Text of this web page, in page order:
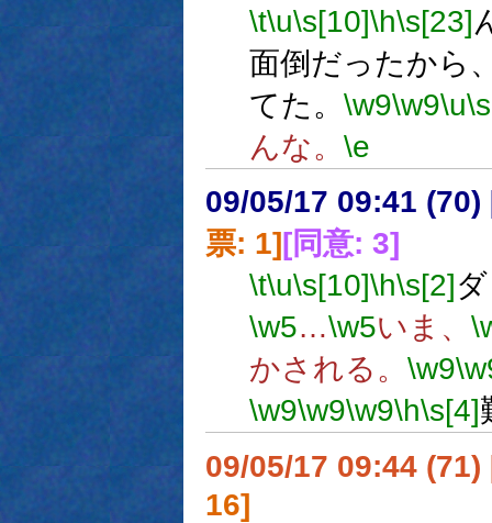
\t\u\s[10]\h\s[23]
面倒だったから
てた。 \w9\w9\u
んな。 \e
09/05/17 09:41 (70)
票: 1] [同意: 3]
\t\u\s[10]\h\s[2]
\w5…\w5いま、
かされる。 \w9
\w9\w9\w9\h\s[4]
09/05/17 09:44 (71)
16]